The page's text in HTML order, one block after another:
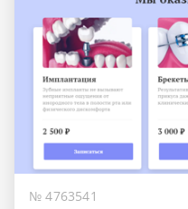
№ 4763541